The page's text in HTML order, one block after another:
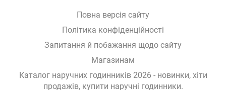
Повна версія сайту
Політика конфіденційності
Запитання й побажання щодо сайту
Магазинам
Каталог наручних годинників 2026 - новинки, хіти
продажів, купити наручні годинники.